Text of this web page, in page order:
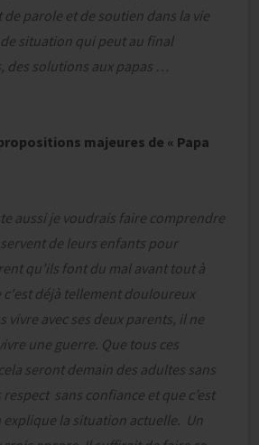
parole et de soutien dans la vie
situation qui peut au final
des solutions aux papas …
majeures de « Papa
aussi je voudrais faire comprendre
de leurs enfants pour
qu’ils font du mal avant tout à
déjà tellement douloureux
vivre avec ses deux parents, il ne
une guerre. Que tous ces
seront demain des adultes sans
sans confiance et que c’est
explique la situation actuelle. Un